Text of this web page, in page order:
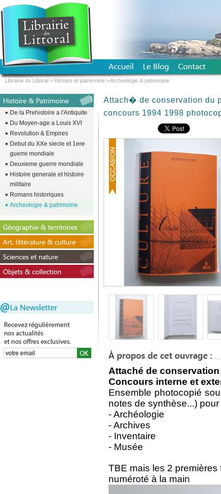
Attach� de conservation du
concours 1994 1998
Attaché de
Concours interne et
Ensemble photocopié
notes de synthèse...)
- Archéologie
- Archives
- Inventaire
- Musée
TBE mais les 2 premières
numéroté à la main
De la Prehistoire a l'Antiquite
Du Moyen-age a Louis XVI
Revolution & Empires
Debut du XXe siecle et 1ere
guerre mondiale
Deuxieme guerre mondiale
Histoire generale et histoire
militaire
Romans historiques
Archeologie & patrimoine
Librairie du Littoral > Histoire et patrimoine >Archeologie & patrimoine